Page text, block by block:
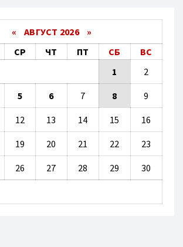
« АВГУСТ 2026 »
СР ЧТ ПТ СБ
ВС
1
2
5 6 7 8 9
12 13 14 15 16
19 20 21 22 23
26 27 28 29 30